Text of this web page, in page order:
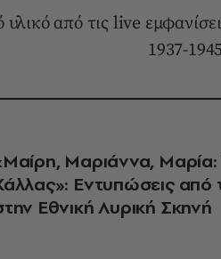
υλικό από τις live
1937-
Μαριάννα, Μαρία:
Εντυπώσεις από
Εθνική Λυρική Σκηνή